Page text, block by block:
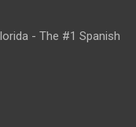
- The #1 Spanish